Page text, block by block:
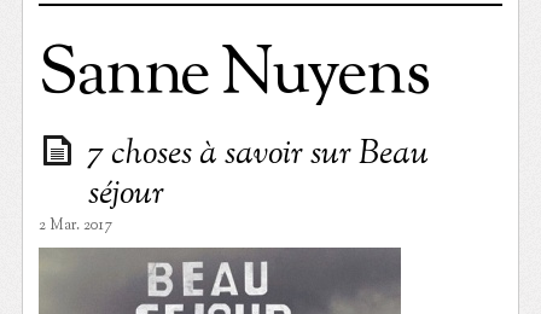
Sanne Nuyens
7 choses à savoir sur Beau
séjour
2 Mar. 2017